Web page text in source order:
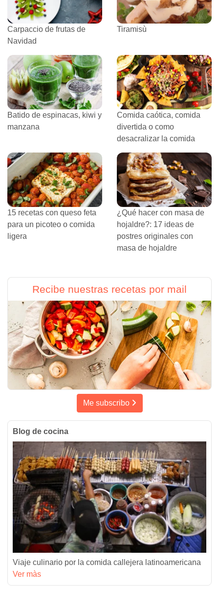
Carpaccio de frutas de
Navidad
Tiramisù
Batido de espinacas, kiwi y
manzana
Comida caótica, comida
divertida o como
desacralizar la comida
15 recetas con queso feta
para un picoteo o comida
ligera
¿Qué hacer con masa de
hojaldre?: 17 ideas de
postres originales con
masa de hojaldre
Recibe nuestras recetas por mail
Me subscribo
Blog de cocina
Viaje culinario por la comida callejera latinoamericana
Ver màs